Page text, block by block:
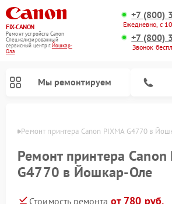
FIX-CANON
Ремонт устройств Canon
Специализированный
cервисный центр г.Йошкар-
Ола
+7 (800)
Ежедневно, с
+7 (800)
Звонок
Мы ремонтируем
Оле Ремонт принтера Canon PIXMA G4770 в
Ремонт принтера Canon
G4770 в Йошкар-Оле
Стоимость ремонта от 780 руб.